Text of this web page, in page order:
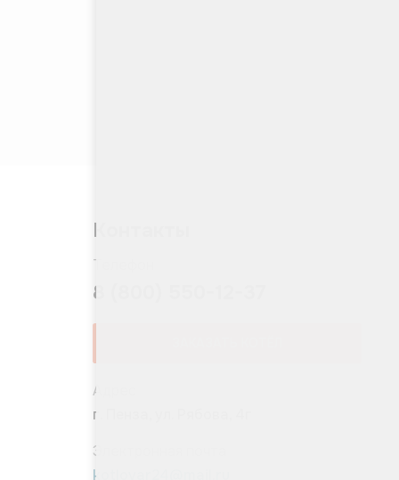
Контакты
Телефон
8 (800) 550-12-37
Адрес
г. Пенза, ул. Рябова, 4г
Электронная почта
kotlovar24@mail.ru